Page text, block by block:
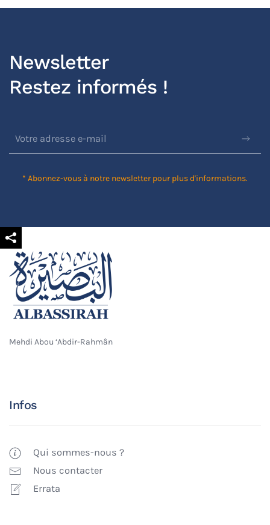
Newsletter
Restez informés !
* Abonnez-vous à notre newsletter pour plus d'informations.
Mehdi Abou ‘Abdir-Rahmân
Infos
Qui sommes-nous ?
Nous contacter
Errata